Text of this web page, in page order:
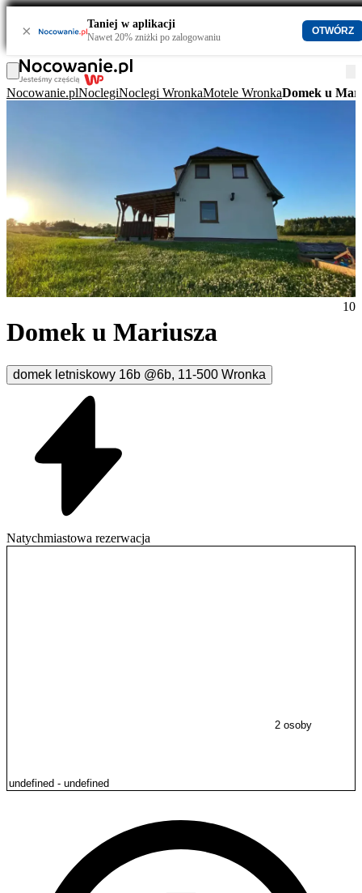
× Taniej w aplikacji
Nawet 20% zniżki po zalogowaniu
OTWÓRZ
Nocowanie.plNoclegiNoclegi WronkaMotele WronkaDomek u
Domek u Mariusza
domek letniskowy 16b @6b, 11-500 Wronka
10
Natychmiastowa rezerwacja
2 osoby